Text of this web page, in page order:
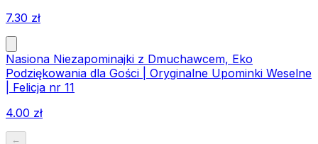
7.30 zł
Nasiona Niezapominajki z Dmuchawcem, Eko
Podziękowania dla Gości | Oryginalne Upominki Weselne
| Felicja nr 11
4.00 zł
←